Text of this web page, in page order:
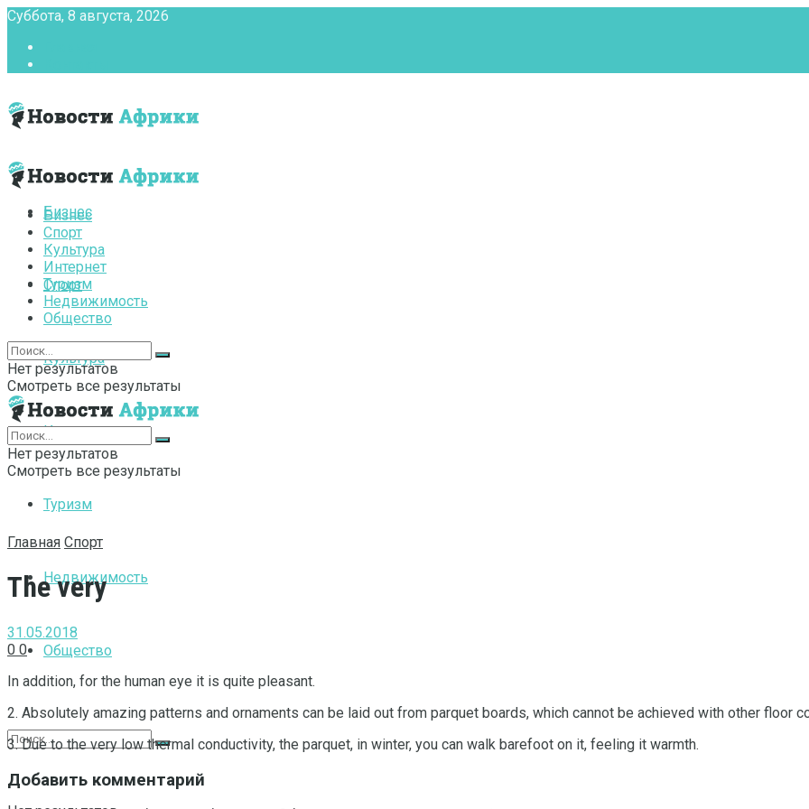
Суббота, 8 августа, 2026
Бизнес
Спорт
Культура
Интернет
Туризм
Недвижимость
Общество
Бизнес
Спорт
Культура
Интернет
Туризм
Недвижимость
Общество
Нет результатов
Смотреть все результаты
Нет результатов
Смотреть все результаты
Главная Спорт
The very
31.05.2018
0 0
In addition, for the human eye it is quite pleasant.
2. Absolutely amazing patterns and ornaments can be laid out from parquet boards, which cannot be achieved with other floor
3. Due to the very low thermal conductivity, the parquet, in winter, you can walk barefoot on it, feeling it warmth.
Добавить комментарий